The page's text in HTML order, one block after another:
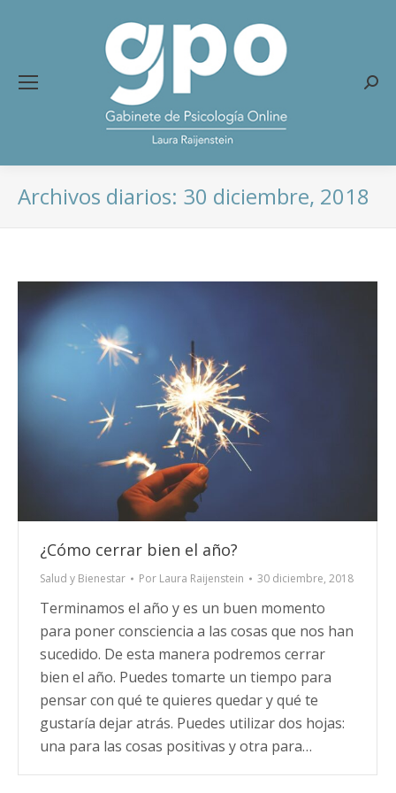
Archivos diarios: 30 diciembre, 2018
¿Cómo cerrar bien el año?
Salud y Bienestar Por Laura Raijenstein 30 diciembre, 2018
Terminamos el año y es un buen momento
para poner consciencia a las cosas que nos han
sucedido. De esta manera podremos cerrar
bien el año. Puedes tomarte un tiempo para
pensar con qué te quieres quedar y qué te
gustaría dejar atrás. Puedes utilizar dos hojas:
una para las cosas positivas y otra para…